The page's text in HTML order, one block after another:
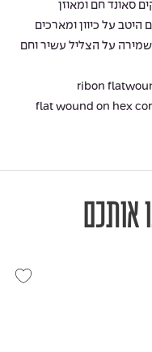
סאונד חם ומאוזן
היטב על כיוון ומארכים
על הצליל עשיר וחם
אותכם